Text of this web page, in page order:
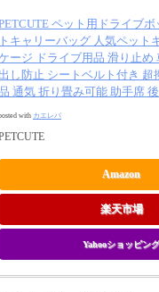
ペット用ドライブ
トキャリーバッグ 人気ペット
ージ ドライブ用品 滑り止め
出し防止 シートベルト付き 超
通気 折り畳み可能 助手席
with カエレバ
Amazon
楽天市場
Yahooショッピング